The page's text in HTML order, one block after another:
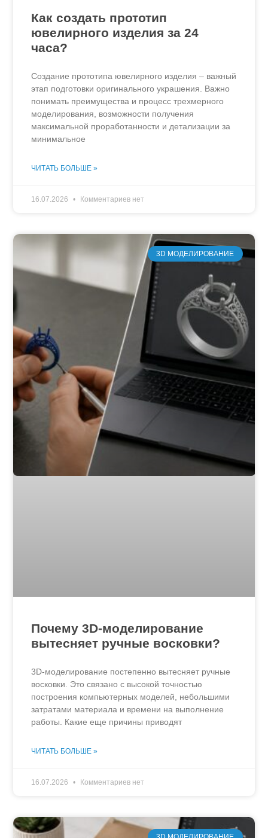
Как создать прототип
ювелирного изделия за 24
часа?
Создание прототипа ювелирного изделия – важный
этап подготовки оригинального украшения. Важно
понимать преимущества и процесс трехмерного
моделирования, возможности получения
максимальной проработанности и детализации за
минимальное
ЧИТАТЬ БОЛЬШЕ »
16.07.2026 Комментариев нет
3D МОДЕЛИРОВАНИЕ
Почему 3D-моделирование
вытесняет ручные восковки?
3D-моделирование постепенно вытесняет ручные
восковки. Это связано с высокой точностью
построения компьютерных моделей, небольшими
затратами материала и времени на выполнение
работы. Какие еще причины приводят
ЧИТАТЬ БОЛЬШЕ »
16.07.2026 Комментариев нет